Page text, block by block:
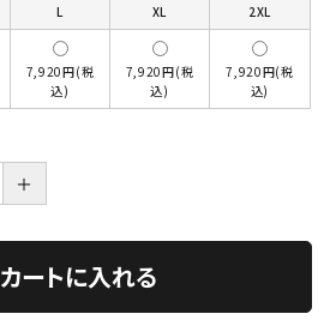
L XL 2XL
7,920円(税
込)
7,920円(税
込)
7,920円(税
込)
＋
カートに入れる